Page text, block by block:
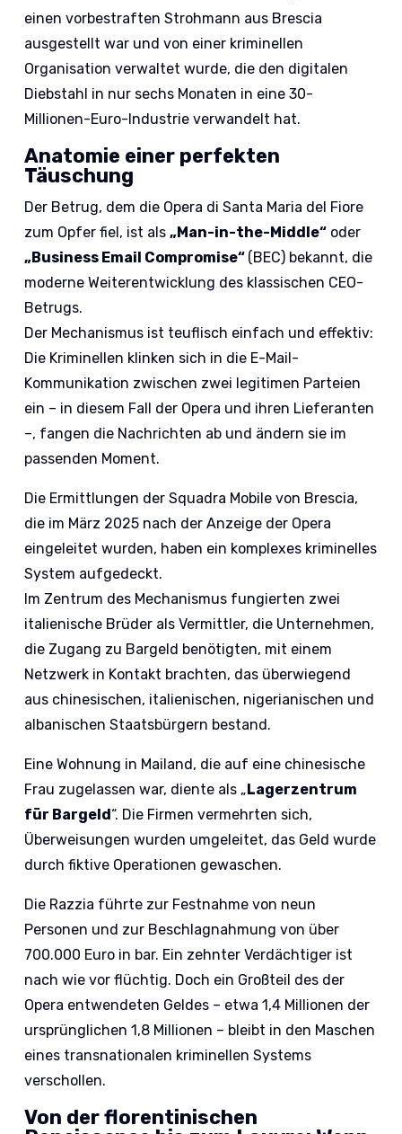
einen vorbestraften Strohmann aus Brescia
ausgestellt war und von einer kriminellen
Organisation verwaltet wurde, die den digitalen
Diebstahl in nur sechs Monaten in eine 30-
Millionen-Euro-Industrie verwandelt hat.
Anatomie einer perfekten
Täuschung
Der Betrug, dem die Opera di Santa Maria del Fiore
zum Opfer fiel, ist als„Man-in-the-Middle“ oder
„Business Email Compromise“ (BEC) bekannt, die
moderne Weiterentwicklung des klassischen CEO-
Betrugs.
Der Mechanismus ist teuflisch einfach und effektiv:
Die Kriminellen klinken sich in die E-Mail-
Kommunikation zwischen zwei legitimen Parteien
ein – in diesem Fall der Opera und ihren Lieferanten
–, fangen die Nachrichten ab und ändern sie im
passenden Moment.
Die Ermittlungen der Squadra Mobile von Brescia,
die im März 2025 nach der Anzeige der Opera
eingeleitet wurden, haben ein komplexes kriminelles
System aufgedeckt.
Im Zentrum des Mechanismus fungierten zwei
italienische Brüder als Vermittler, die Unternehmen,
die Zugang zu Bargeld benötigten, mit einem
Netzwerk in Kontakt brachten, das überwiegend
aus chinesischen, italienischen, nigerianischen und
albanischen Staatsbürgern bestand.
Eine Wohnung in Mailand, die auf eine chinesische
Frau zugelassen war, diente als „Lagerzentrum
für Bargeld“. Die Firmen vermehrten sich,
Überweisungen wurden umgeleitet, das Geld wurde
durch fiktive Operationen gewaschen.
Die Razzia führte zur Festnahme von neun
Personen und zur Beschlagnahmung von über
700.000 Euro in bar. Ein zehnter Verdächtiger ist
nach wie vor flüchtig. Doch ein Großteil des der
Opera entwendeten Geldes – etwa 1,4 Millionen der
ursprünglichen 1,8 Millionen – bleibt in den Maschen
eines transnationalen kriminellen Systems
verschollen.
Von der florentinischen